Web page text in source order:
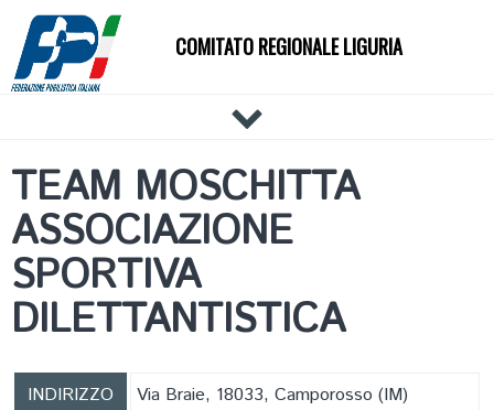
COMITATO REGIONALE LIGURIA
IL COMITATO
DOCUMENTI
TECNICI
EVENTI
TEAM MOSCHITTA
ASSOCIAZIONE
SPORTIVA
DILETTANTISTICA
INDIRIZZO
Via Braie, 18033, Camporosso (IM)